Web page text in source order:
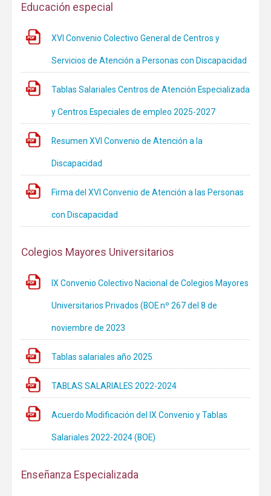
Educación especial
XVI Convenio Colectivo General de Centros y
Servicios de Atención a Personas con Discapacidad
Tablas Salariales Centros de Atención Especializada
y Centros Especiales de empleo 2025-2027
Resumen XVI Convenio de Atención a la
Discapacidad
Firma del XVI Convenio de Atención a las Personas
con Discapacidad
Colegios Mayores Universitarios
IX Convenio Colectivo Nacional de Colegios Mayores
Universitarios Privados (BOE nº 267 del 8 de
noviembre de 2023
Tablas salariales año 2025
TABLAS SALARIALES 2022-2024
Acuerdo Modificación del IX Convenio y Tablas
Salariales 2022-2024 (BOE)
Enseñanza Especializada